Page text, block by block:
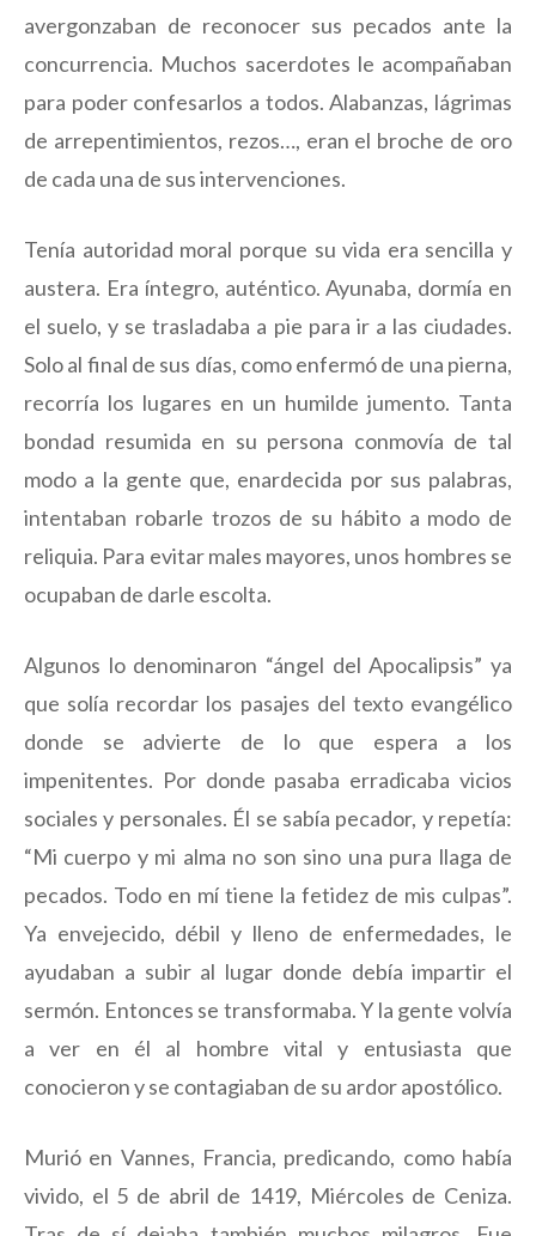
avergonzaban de reconocer sus pecados ante la
concurrencia. Muchos sacerdotes le acompañaban
para poder confesarlos a todos. Alabanzas, lágrimas
de arrepentimientos, rezos…, eran el broche de oro
de cada una de sus intervenciones.
Tenía autoridad moral porque su vida era sencilla y
austera. Era íntegro, auténtico. Ayunaba, dormía en
el suelo, y se trasladaba a pie para ir a las ciudades.
Solo al final de sus días, como enfermó de una pierna,
recorría los lugares en un humilde jumento. Tanta
bondad resumida en su persona conmovía de tal
modo a la gente que, enardecida por sus palabras,
intentaban robarle trozos de su hábito a modo de
reliquia. Para evitar males mayores, unos hombres se
ocupaban de darle escolta.
Algunos lo denominaron “ángel del Apocalipsis” ya
que solía recordar los pasajes del texto evangélico
donde se advierte de lo que espera a los
impenitentes. Por donde pasaba erradicaba vicios
sociales y personales. Él se sabía pecador, y repetía:
“Mi cuerpo y mi alma no son sino una pura llaga de
pecados. Todo en mí tiene la fetidez de mis culpas”.
Ya envejecido, débil y lleno de enfermedades, le
ayudaban a subir al lugar donde debía impartir el
sermón. Entonces se transformaba. Y la gente volvía
a ver en él al hombre vital y entusiasta que
conocieron y se contagiaban de su ardor apostólico.
Murió en Vannes, Francia, predicando, como había
vivido, el 5 de abril de 1419, Miércoles de Ceniza.